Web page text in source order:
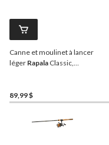
Canne et moulinet à lancer
léger Rapala Classic,
89,99 $